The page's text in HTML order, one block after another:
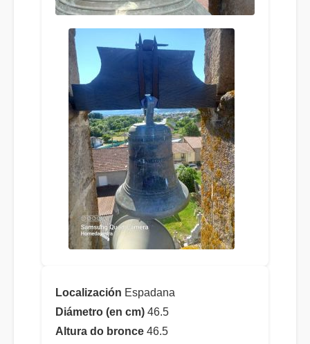
Localización Espadana
Diámetro (en cm) 46.5
Altura do bronce 46.5